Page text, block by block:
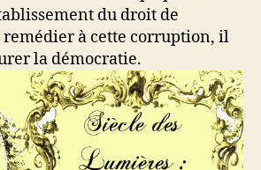
du droit de
à cette corruption, il
la démocratie.